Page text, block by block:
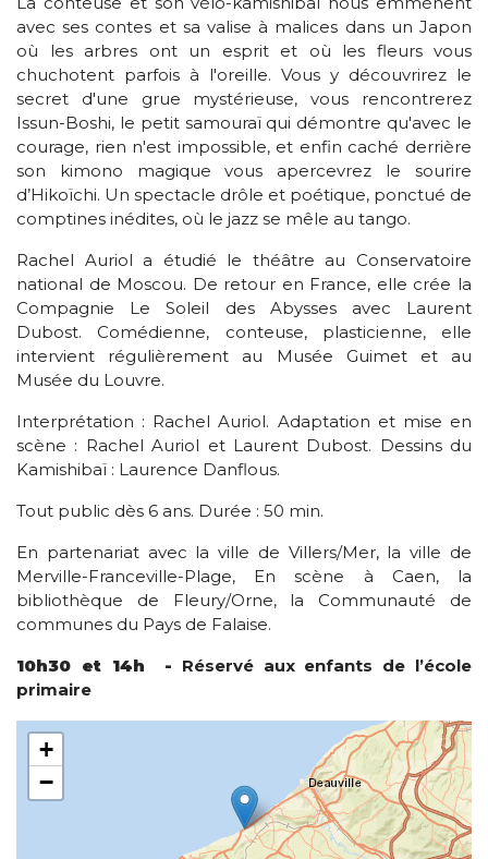
avec ses contes et sa valise à malices dans un Japon
où les arbres ont un esprit et où les fleurs vous
chuchotent parfois à l'oreille. Vous y découvrirez le
secret d'une grue mystérieuse, vous rencontrerez
Issun-Boshi, le petit samouraï qui démontre qu'avec le
courage, rien n'est impossible, et enfin caché derrière
son kimono magique vous apercevrez le sourire
d’Hikoïchi. Un spectacle drôle et poétique, ponctué de
comptines inédites, où le jazz se mêle au tango.
Rachel Auriol a étudié le théâtre au Conservatoire
national de Moscou. De retour en France, elle crée la
Compagnie Le Soleil des Abysses avec Laurent
Dubost. Comédienne, conteuse, plasticienne, elle
intervient régulièrement au Musée Guimet et au
Musée du Louvre.
Interprétation : Rachel Auriol. Adaptation et mise en
scène : Rachel Auriol et Laurent Dubost. Dessins du
Kamishibaï : Laurence Danflous.
Tout public dès 6 ans. Durée : 50 min.
En partenariat avec la ville de Villers/Mer, la ville de
Merville-Franceville-Plage, En scène à Caen, la
bibliothèque de Fleury/Orne, la Communauté de
communes du Pays de Falaise.
10h30 et 14h - Réservé aux enfants de l’école
primaire
+
−